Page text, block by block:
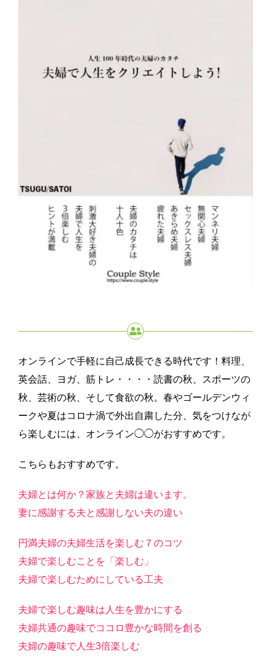
オンラインで手軽に自己成長できる時代です！料理、
英会話、ヨガ、筋トレ・・・・読書の秋、スポーツの
秋、芸術の秋、そして食欲の秋。春やゴールデンウィ
ークや夏はコロナ渦で外出自粛した分、気をつけなが
ら楽しむには、オンライン◯◯がおすすめです。
こちらもおすすめです。
夫婦とは何か？家族と夫婦は違います。
妻に感謝する夫と感謝しない夫の違い
円満夫婦の夫婦生活を楽しむ７のコツ
夫婦で楽しむことを「楽しむ」
夫婦で楽しむためにしている工夫
夫婦で楽しむ趣味は人生を豊かにする
夫婦共通の趣味でココロ豊かな時間を創る
夫婦の趣味で人生3倍楽しむ